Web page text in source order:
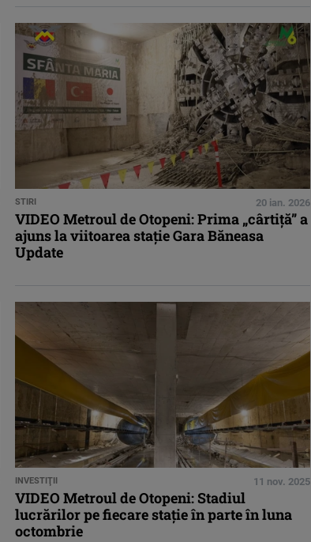
STIRI 20 ian. 2026
VIDEO Metroul de Otopeni: Prima „cârtiță” a
ajuns la viitoarea stație Gara Băneasa
Update
INVESTIŢII 11 nov. 2025
VIDEO Metroul de Otopeni: Stadiul
lucrărilor pe fiecare stație în parte în luna
octombrie